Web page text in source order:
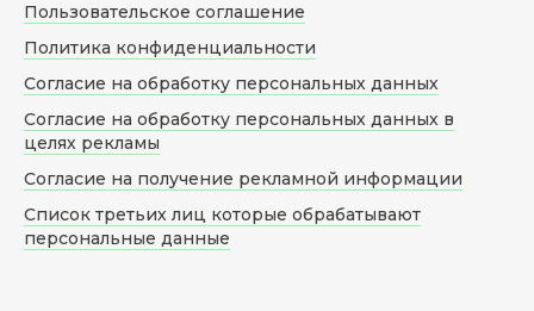
Пользовательское соглашение
Политика конфиденциальности
Согласие на обработку персональных данных
Согласие на обработку персональных данных в
целях рекламы
Согласие на получение рекламной информации
Список третьих лиц которые обрабатывают
персональные данные